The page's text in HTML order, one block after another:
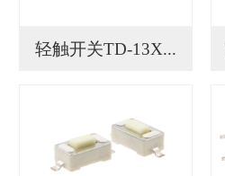
轻触开关TD-13X...